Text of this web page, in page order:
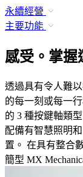
永續經營
主要功能
感受。掌握
透過具有令人難
的每一刻或每一
的 3 種按鍵軸類
配備有智慧照明
置。 在具有整合
簡型 MX